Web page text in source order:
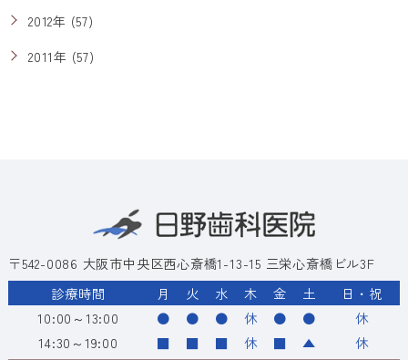
2012年 (57)
2011年 (57)
〒542-0086 大阪市中央区西心斎橋1-13-15 三栄心斎橋ビル3F
診療時間
月 火 水 木 金 土
日・祝
10:00～13:00
● ● ● 休 ● ●
休
14:30～19:00
■ ■ ■ 休 ■ ▲
休